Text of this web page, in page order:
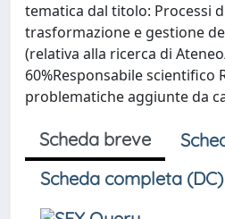
tematica dal titolo: Processi
trasformazione e gestione
(relativa alla ricerca di
60%Responsabile scientifico
problematiche aggiunte da
Scheda breve
Scheda completa (DC)